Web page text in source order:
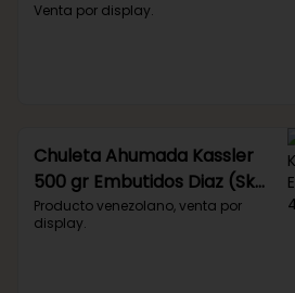
Venta por display.
Chuleta Ahumada Kassler
500 gr Embutidos Diaz (Sku
434)
Producto venezolano, venta por
display.